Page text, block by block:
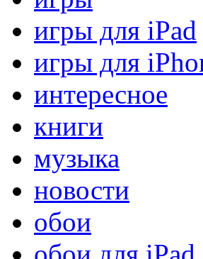
игры для iPad
игры для
интересное
книги
музыка
новости
обои